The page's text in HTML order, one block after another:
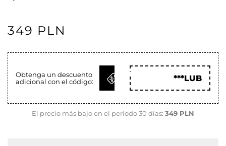
349 PLN
Obtenga un descuento
adicional con el código:
OBTENER
***LUB
El precio más bajo en el período 30 días: 349 PLN